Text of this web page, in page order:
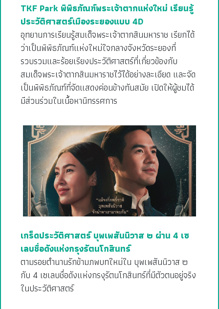
TKF Park พิพิธภัณฑ์พระเจ้าตากแห่งใหม่ เรียนรู้
ประวัติศาสตร์เมืองระยองแบบ 4D
อุทยานการเรียนรู้สมเด็จพระเจ้าตากสินมหาราช เรียกได้
ว่าเป็นพิพิธภัณฑ์แห่งใหม่ใจกลางจังหวัดระยองที่
รวบรวมและร้อยเรียงประวัติศาสตร์ที่เกี่ยวข้องกับ
สมเด็จพระเจ้าตากสินมหาราชไว้ได้อย่างละเอียด และจัด
เป็นพิพิธภัณฑ์ที่จัดแสดงค่อนข้างทันสมัย เปิดให้ผู้ชมได้
มีส่วนร่วมในเนื้อหานิทรรศการ
เกร็ดประวัติศาสตร์ บุพเพสันนิวาส ๒ ผ่าน 4 เซ
เลบชื่อดังแห่งกรุงรัตนโกสินทร์
ตามรอยตำนานรักข้ามภพบทใหม่ใน บุพเพสันนิวาส ๒
กับ 4 เซเลบชื่อดังแห่งกรงุรัตนโกสินทร์ที่มีตัวตนอยู่จริง
ในประวัติศาสตร์